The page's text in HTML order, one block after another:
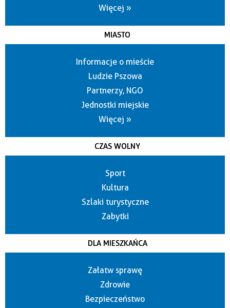
Więcej »
MIASTO
Informacje o mieście
Ludzie Pszowa
Partnerzy, NGO
Jednostki miejskie
Więcej »
CZAS WOLNY
Sport
Kultura
Szlaki turystyczne
Zabytki
DLA MIESZKAŃCA
Załatw sprawę
Zdrowie
Bezpieczeństwo